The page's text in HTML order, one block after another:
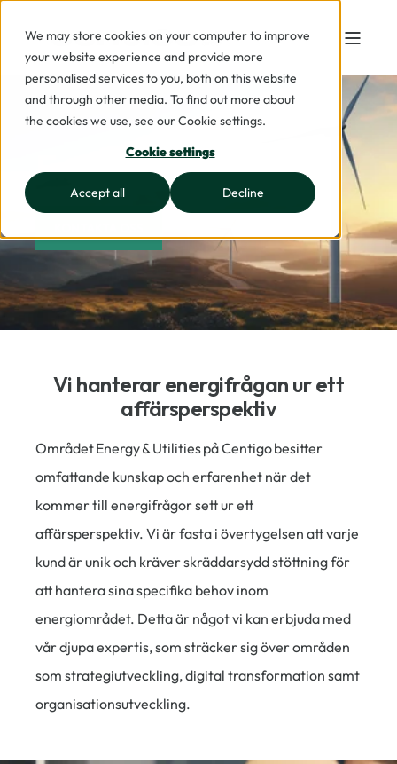
We may store cookies on your computer to improve
your website experience and provide more
personalised services to you, both on this website
and through other media. To find out more about
the cookies we use, see our Cookie settings.
Cookie settings
Accept all Decline
Energy & Utilities
Vi hanterar energifrågan ur ett
affärsperspektiv
Området Energy &UtilitiespåCentigobesitter
omfattande kunskap och erfarenhet när det
kommer till energifrågor sett ur ett
affärsperspektiv. Vi är fasta i övertygelsen att varje
kund är unik och kräver skräddarsydd stöttning för
att hantera sina specifika behov inom
energiområdet. Detta är något vi kan erbjuda med
vår djupa expertis, som sträcker sig över områden
som strategiutveckling, digital transformation samt
organisationsutveckling.